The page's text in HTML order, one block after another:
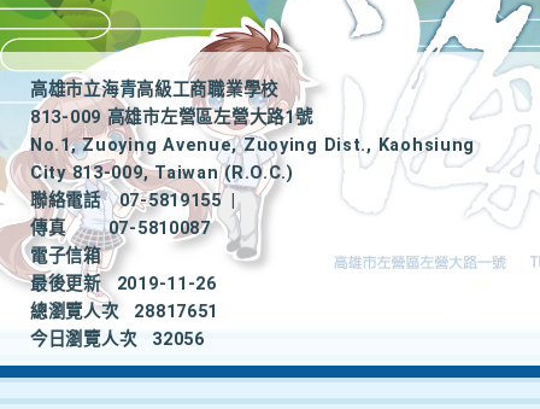
高雄市立海青高級工商職業學校
813-009 高雄市左營區左營大路1號
No.1, Zuoying Avenue, Zuoying Dist., Kaohsiung
City 813-009, Taiwan (R.O.C.)
聯絡電話
07-5819155
|
傳真
07-5810087
電子信箱
最後更新
2019-11-26
總瀏覽人次
28817651
今日瀏覽人次
32056